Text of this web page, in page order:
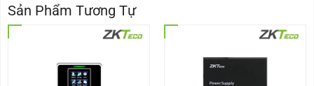
Cửa ra vào/ cửa thoát hiểm
Đặc điểm nổi bật của nút bấm mở cửa EX-800
Sản Phẩm Tương Tự